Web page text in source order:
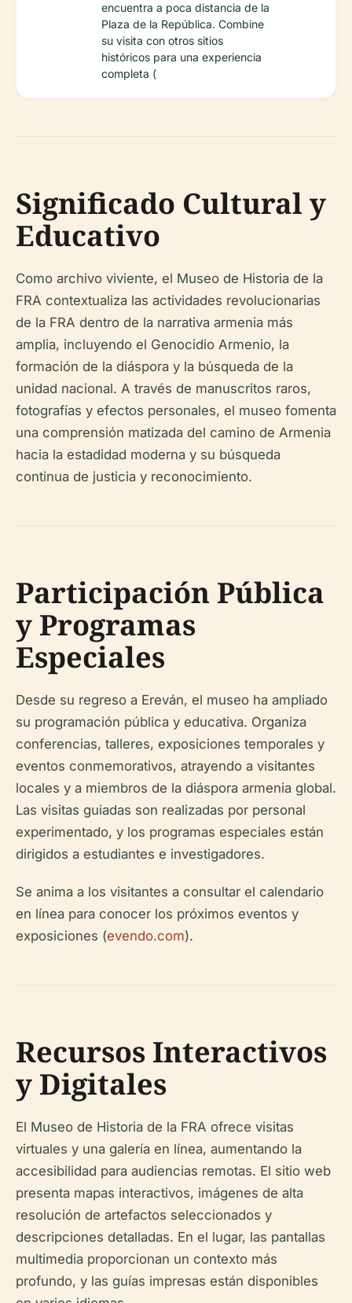
encuentra a poca distancia de la
Plaza de la República. Combine
su visita con otros sitios
históricos para una experiencia
completa (
Significado Cultural y
Educativo
Como archivo viviente, el Museo de Historia de la
FRA contextualiza las actividades revolucionarias
de la FRA dentro de la narrativa armenia más
amplia, incluyendo el Genocidio Armenio, la
formación de la diáspora y la búsqueda de la
unidad nacional. A través de manuscritos raros,
fotografías y efectos personales, el museo fomenta
una comprensión matizada del camino de Armenia
hacia la estadidad moderna y su búsqueda
continua de justicia y reconocimiento.
Participación Pública
y Programas
Especiales
Desde su regreso a Ereván, el museo ha ampliado
su programación pública y educativa. Organiza
conferencias, talleres, exposiciones temporales y
eventos conmemorativos, atrayendo a visitantes
locales y a miembros de la diáspora armenia global.
Las visitas guiadas son realizadas por personal
experimentado, y los programas especiales están
dirigidos a estudiantes e investigadores.
Se anima a los visitantes a consultar el calendario
en línea para conocer los próximos eventos y
exposiciones (evendo.com).
Recursos Interactivos
y Digitales
El Museo de Historia de la FRA ofrece visitas
virtuales y una galería en línea, aumentando la
accesibilidad para audiencias remotas. El sitio web
presenta mapas interactivos, imágenes de alta
resolución de artefactos seleccionados y
descripciones detalladas. En el lugar, las pantallas
multimedia proporcionan un contexto más
profundo, y las guías impresas están disponibles